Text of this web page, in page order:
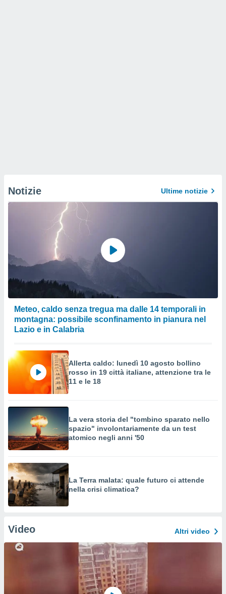
Notizie Ultime notizie
Meteo, caldo senza tregua ma dalle 14 temporali in
montagna: possibile sconfinamento in pianura nel
Lazio e in Calabria
Allerta caldo: lunedì 10 agosto bollino
rosso in 19 città italiane, attenzione tra le
11 e le 18
La vera storia del "tombino sparato nello
spazio" involontariamente da un test
atomico negli anni '50
La Terra malata: quale futuro ci attende
nella crisi climatica?
Video Altri video